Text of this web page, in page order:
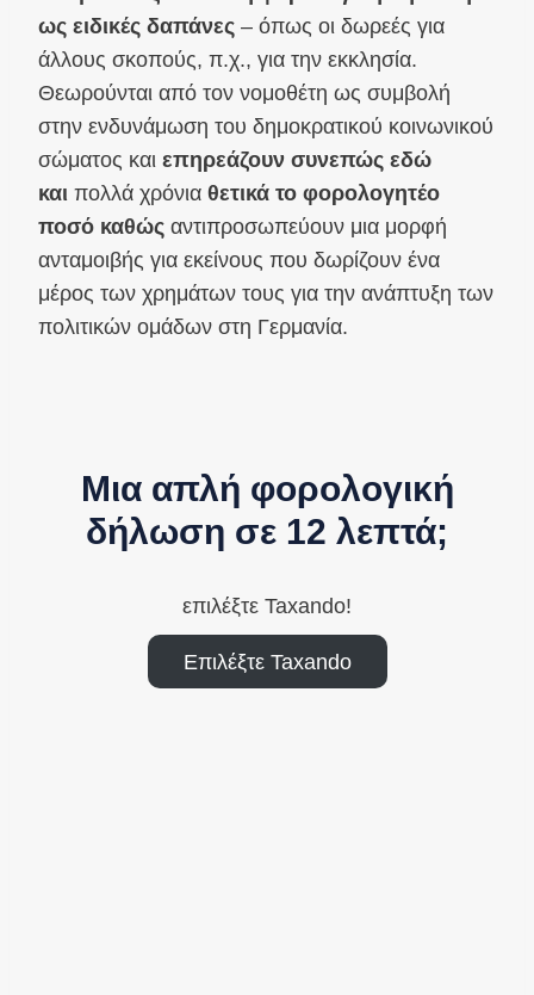
ως ειδικές δαπάνες – όπως οι δωρεές για
άλλους σκοπούς, π.χ., για την εκκλησία.
Θεωρούνται από τον νομοθέτη ως συμβολή
στην ενδυνάμωση του δημοκρατικού κοινωνικού
σώματος και επηρεάζουν συνεπώς εδώ
και πολλά χρόνια θετικά το φορολογητέο
ποσό καθώς αντιπροσωπεύουν μια μορφή
ανταμοιβής για εκείνους που δωρίζουν ένα
μέρος των χρημάτων τους για την ανάπτυξη των
πολιτικών ομάδων στη Γερμανία.
Μια απλή φορολογική
δήλωση σε 12 λεπτά;
επιλέξτε Taxando!
Επιλέξτε Taxando